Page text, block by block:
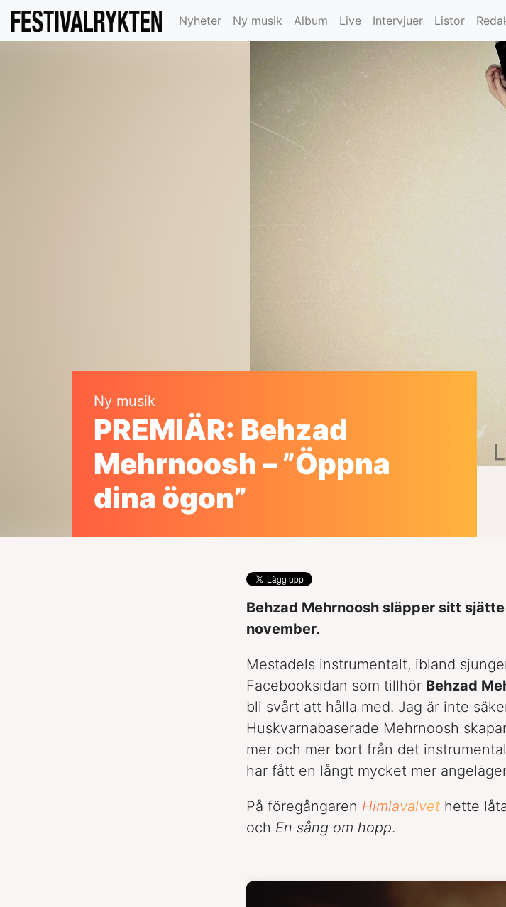
Nyheter Ny musik Album Live Intervjuer Listor
Ny musik
PREMIÄR: Behzad
Mehrnoosh – ”Öppna
dina ögon”
Behzad Mehrnoosh släpper sitt
november.
Mestadels instrumentalt, ibland
Facebooksidan som tillhör Behzad
bli svårt att hålla med. Jag är inte
Huskvarnabaserade Mehrnoosh
mer och mer bort från det
har fått en långt mycket mer
På föregångaren Himlavalvet hette
och En sång om hopp.